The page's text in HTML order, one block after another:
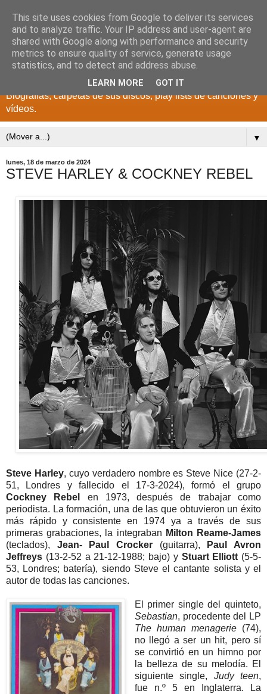
DISCOS PARA EL
RECUERDO
CANTANTES Y GRUPOS DE LOS AÑOS 1950 a 2022.
Biografías, carpetas de sus discos, play lists de canciones y
vídeos.
▼
lunes, 18 de marzo de 2024
STEVE HARLEY & COCKNEY REBEL
Steve Harley, cuyo verdadero nombre es Steve Nice (27-2-
51, Londres y fallecido el 17-3-2024), formó el grupo
Cockney Rebel
en 1973, después de trabajar como
periodista. La formación, una de las que obtuvieron un éxito
más rápido y consistente en 1974 ya a través de sus
primeras grabaciones, la integraban Milton Reame-James
(teclados), Jean- Paul Crocker (guitarra),
Paul Avron
Jeffreys (13-2-52 a 21-12-1988; bajo) y Stuart Elliott (5-5-
53, Londres; batería), siendo Steve el cantante solista y el
autor de todas las canciones.
El primer single del quinteto,
Sebastian, procedente del LP
The human menagerie(74),
no llegó a ser un hit, pero sí
se convirtió en un himno por
la belleza de su melodía. El
siguiente single, Judy teen,
fue n.º 5 en Inglaterra. La
This site uses cookies from Google to deliver its services
and to analyze traffic. Your IP address and user-agent are
shared with Google along with performance and security
metrics to ensure quality of service, generate usage
statistics, and to detect and address abuse.
LEARN MORE GOT IT